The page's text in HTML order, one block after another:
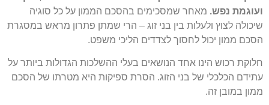
ועוגמת נפש. מאחר שמסכימים בהסכם הממון על כל סוגיה
שיכולה לצוץ ולעלות בין בני זוג – הרי שמתן פתרון מראש במסגרת
הסכם ממון יכול לחסוך לצדדים הליכי משפט.
חלוקת רכוש הינו אחד הנושאים בעלי ההשלכות הגדולות ביותר על
עתידם הכלכלי של בני הזוג. הסרת ספיקות היא מטרתו של הסכם
ממון במובן זה.